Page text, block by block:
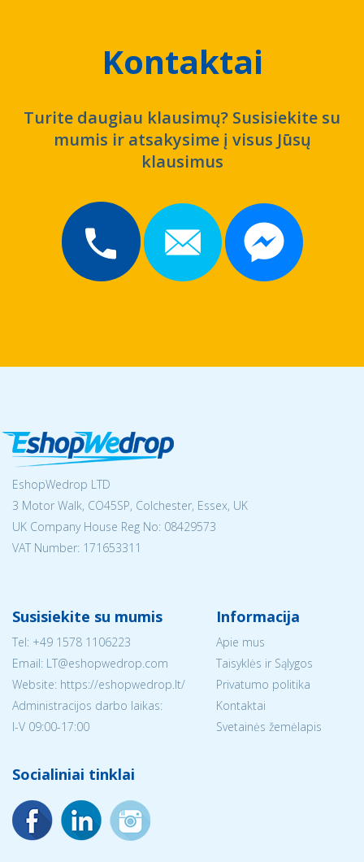
Kontaktai
Turite daugiau klausimų? Susisiekite su
mumis ir atsakysime į visus Jūsų
klausimus
EshopWedrop LTD
3 Motor Walk, CO45SP, Colchester, Essex, UK
UK Company House Reg No: 08429573
VAT Number: 171653311
Susisiekite su mumis
Tel: +49 1578 1106223
Email: LT@eshopwedrop.com
Website: https://eshopwedrop.lt/
Administracijos darbo laikas:
I-V 09:00-17:00
Informacija
Apie mus
Taisyklės ir Sąlygos
Privatumo politika
Kontaktai
Svetainės žemėlapis
Socialiniai tinklai